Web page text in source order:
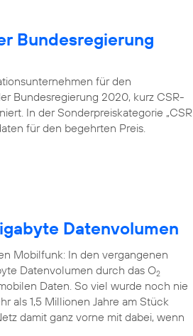
Bundesregierung
für den
Bundesregierung 2020, kurz CSR-
In der Sonderpreiskategorie „CSR
für den begehrten Preis.
Datenvolumen
Mobilfunk: In den vergangenen
Datenvolumen durch das O2
Daten. So viel wurde noch nie
als 1,5 Millionen Jahre am Stück
damit ganz vorne mit dabei, wenn